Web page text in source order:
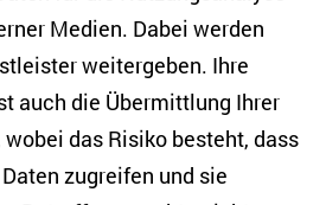
17 Medien. Dabei werden
weitergeben. Ihre
auch die Übermittlung Ihrer
das Risiko besteht, dass
zugreifen und sie